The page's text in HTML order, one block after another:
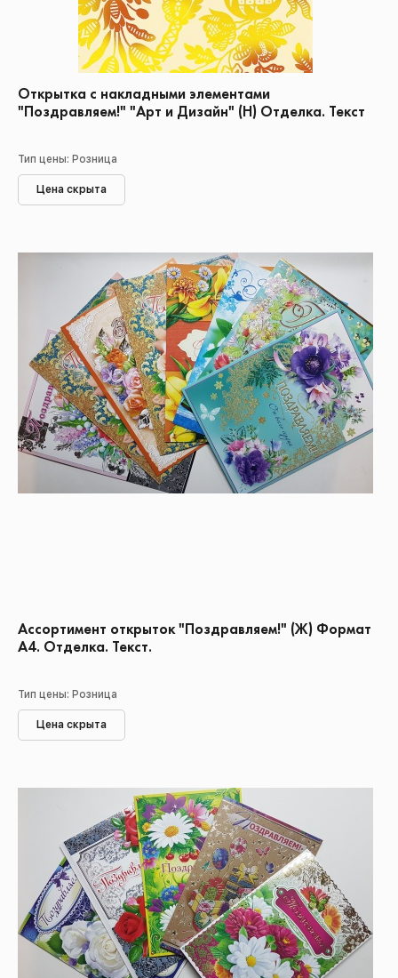
Открытка с накладными элементами
"Поздравляем!" "Арт и Дизайн" (Н) Отделка. Текст
Тип цены: Розница
Цена скрыта
Ассортимент открыток "Поздравляем!" (Ж) Формат
А4. Отделка. Текст.
Тип цены: Розница
Цена скрыта